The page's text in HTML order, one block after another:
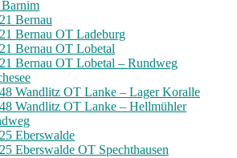
Bernau
Bernau OT Ladeburg
Bernau OT Lobetal
Bernau OT Lobetal – Rundweg
Wandlitz OT Lanke – Lager Koralle
Wandlitz OT Lanke – Hellmühler
Eberswalde
Eberswalde OT Spechthausen